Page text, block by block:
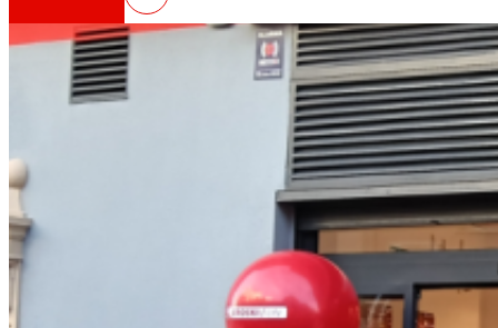
Así somos
Todo nuestro ADN: un viaje por la misión, la
Cooperativa
Somos por y para las personas. Descubre